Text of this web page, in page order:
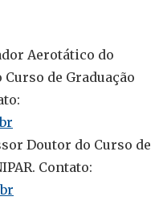
Aerotático do
Curso de Graduação
Doutor do Curso de
Contato: